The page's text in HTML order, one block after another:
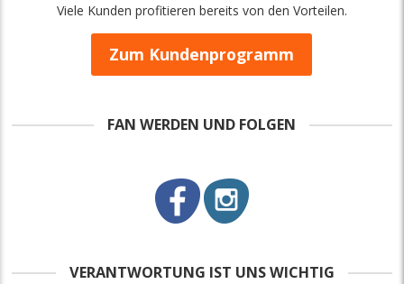
Viele Kunden profitieren bereits von den Vorteilen.
Zum Kundenprogramm
FAN WERDEN UND FOLGEN
VERANTWORTUNG IST UNS WICHTIG